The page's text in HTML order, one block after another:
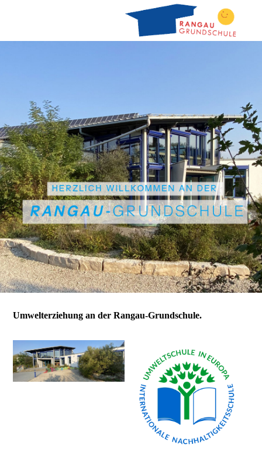
Umwelterziehung an der Rangau-Grundschule.